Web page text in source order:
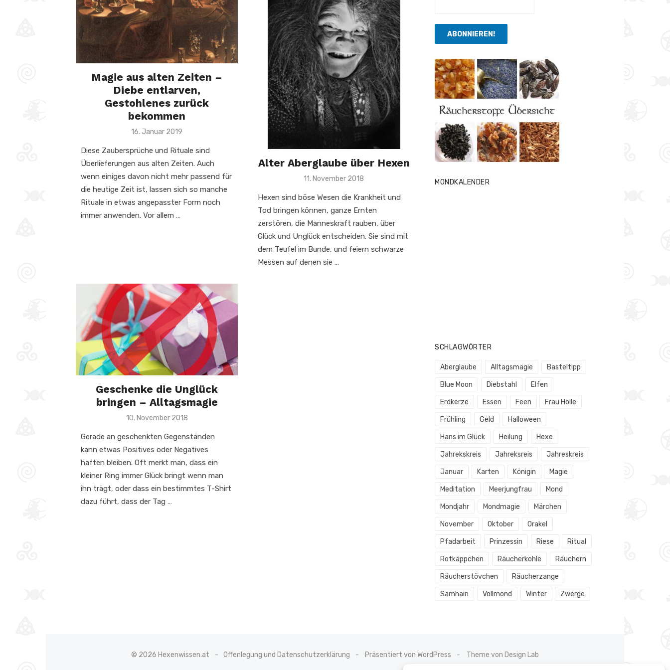
Magie aus alten Zeiten –
Diebe entlarven,
Gestohlenes zurück
bekommen
Veröffentlicht
16. Januar 2019
Diese Zaubersprüche und Rituale sind
Überlieferungen aus alten Zeiten. Auch
wenn einiges davon nicht mehr passend für
die heutige Zeit ist, lassen sich so manche
Rituale in etwas angepasster Form noch
immer anwenden. Vor allem …
Alter Aberglaube über Hexen
Veröffentlicht
11. November 2018
Hexen sind böse Wesen die Krankheit und
Tod bringen können, ganze Ernten
zerstören, die Manneskraft rauben, über
Glück und Unglück entscheiden. Sie sind mit
dem Teufel im Bunde, und feiern schwarze
Messen auf denen sie …
Geschenke die Unglück
bringen – Alltagsmagie
Veröffentlicht
10. November 2018
Gerade an geschenkten Gegenständen
kann etwas Positives oder Negatives
haften bleiben. Oft merkt man, dass ein
kleiner Ring immer Glück bringt wenn man
ihn trägt, oder dass ein bestimmtes T-Shirt
dazu führt, dass der Tag …
MONDKALENDER
SCHLAGWÖRTER
Aberglaube Alltagsmagie Basteltipp
Blue Moon Diebstahl Elfen
Erdkerze Essen Feen Frau Holle
Frühling Geld Halloween
Hans im Glück Heilung Hexe
Jahrekskreis Jahreksreis Jahreskreis
Januar Karten Königin Magie
Meditation Meerjungfrau Mond
Mondjahr Mondmagie Märchen
November Oktober Orakel
Pfadarbeit Prinzessin Riese Ritual
Rotkäppchen Räucherkohle Räuchern
Räucherstövchen Räucherzange
Samhain Vollmond Winter Zwerge
© 2026 Hexenwissen.at Offenlegung und Datenschutzerklärung Präsentiert von WordPress Theme von Design Lab